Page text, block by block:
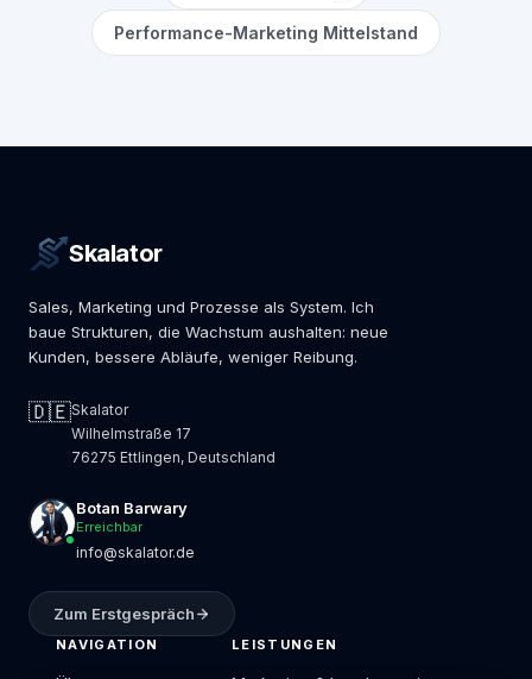
Performance-Marketing Mittelstand
Skalator
Sales, Marketing und Prozesse als System. Ich
baue Strukturen, die Wachstum aushalten: neue
Kunden, bessere Abläufe, weniger Reibung.
🇩🇪Skalator
Wilhelmstraße 17
76275 Ettlingen, Deutschland
Botan Barwary
Erreichbar
info@skalator.de
Zum Erstgespräch
NAVIGATION LEISTUNGEN